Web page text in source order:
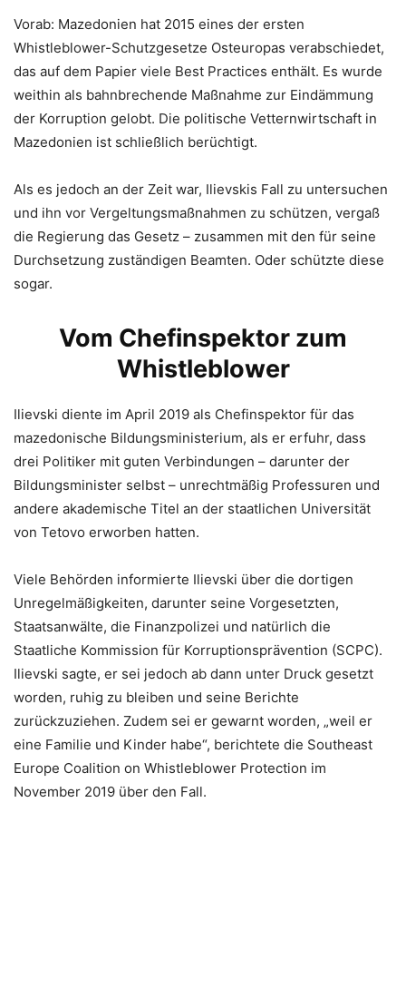
Vorab: Mazedonien hat 2015 eines der ersten
Whistleblower-Schutzgesetze Osteuropas verabschiedet,
das auf dem Papier viele Best Practices enthält. Es wurde
weithin als bahnbrechende Maßnahme zur Eindämmung
der Korruption gelobt. Die politische Vetternwirtschaft in
Mazedonien ist schließlich berüchtigt.
Als es jedoch an der Zeit war, Ilievskis Fall zu untersuchen
und ihn vor Vergeltungsmaßnahmen zu schützen, vergaß
die Regierung das Gesetz – zusammen mit den für seine
Durchsetzung zuständigen Beamten. Oder schützte diese
sogar.
Vom Chefinspektor zum
Whistleblower
Ilievski diente im April 2019 als Chefinspektor für das
mazedonische Bildungsministerium, als er erfuhr, dass
drei Politiker mit guten Verbindungen – darunter der
Bildungsminister selbst – unrechtmäßig Professuren und
andere akademische Titel an der staatlichen Universität
von Tetovo erworben hatten.
Viele Behörden informierte Ilievski über die dortigen
Unregelmäßigkeiten, darunter seine Vorgesetzten,
Staatsanwälte, die Finanzpolizei und natürlich die
Staatliche Kommission für Korruptionsprävention (SCPC).
Ilievski sagte, er sei jedoch ab dann unter Druck gesetzt
worden, ruhig zu bleiben und seine Berichte
zurückzuziehen. Zudem sei er gewarnt worden, „weil er
eine Familie und Kinder habe“, berichtete die Southeast
Europe Coalition on Whistleblower Protection im
November 2019 über den Fall.